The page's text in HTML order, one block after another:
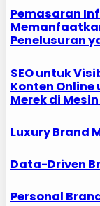
Pemasaran
Penelusuran
SEO untuk
Konten
Merek di
Luxury Brand
Data-Driven
Personal